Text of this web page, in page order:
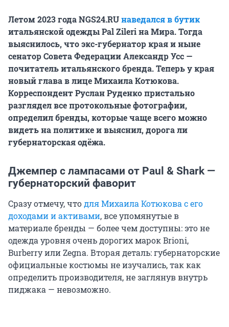
Летом 2023 года NGS24.RUнаведался в бутик
итальянской одежды Pal Zileri на Мира. Тогда
выяснилось, что экс-губернатор края и ныне
сенатор Совета Федерации Александр Усс —
почитатель итальянского бренда. Теперь у края
новый глава в лице Михаила Котюкова.
Корреспондент Руслан Руденко пристально
разглядел все протокольные фотографии,
определил бренды, которые чаще всего можно
видеть на политике и выяснил, дорога ли
губернаторская одёжа.
Джемпер с лампасами от Paul & Shark —
губернаторский фаворит
Сразу отмечу, чтодля Михаила Котюкова с его
доходами и активами, все упомянутые в
материале бренды — более чем доступны: это не
одежда уровня очень дорогих марок Brioni,
Burberry или Zegna. Вторая деталь: губернаторские
официальные костюмы не изучались, так как
определить производителя, не заглянув внутрь
пиджака — невозможно.